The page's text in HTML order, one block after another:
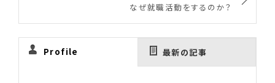
なぜ就職活動をするのか？
Profile 最新の記事